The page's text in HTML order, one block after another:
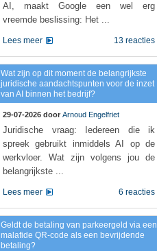
AI, maakt Google een wel erg
vreemde beslissing: Het ...
13 reacties
Lees meer
Wat zijn op dit moment de belangrijkste
juridische aandachtspunten voor de inzet
van AI binnen het bedrijf?
29-07-2026 door Arnoud Engelfriet
Juridische vraag: Iedereen die ik
spreek gebruikt inmiddels AI op de
werkvloer. Wat zijn volgens jou de
belangrijkste ...
6 reacties
Lees meer
Geldt de betaling van parkeergeld via een
malafide QR-code als een bevrijdende
betaling?